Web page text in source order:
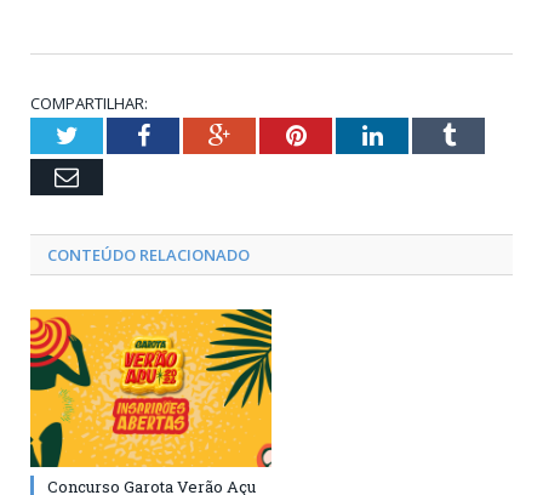
COMPARTILHAR:
TwitterFacebookGoogle+PinterestLinkedInTumblr
Email
CONTEÚDO RELACIONADO
Concurso Garota Verão Açu